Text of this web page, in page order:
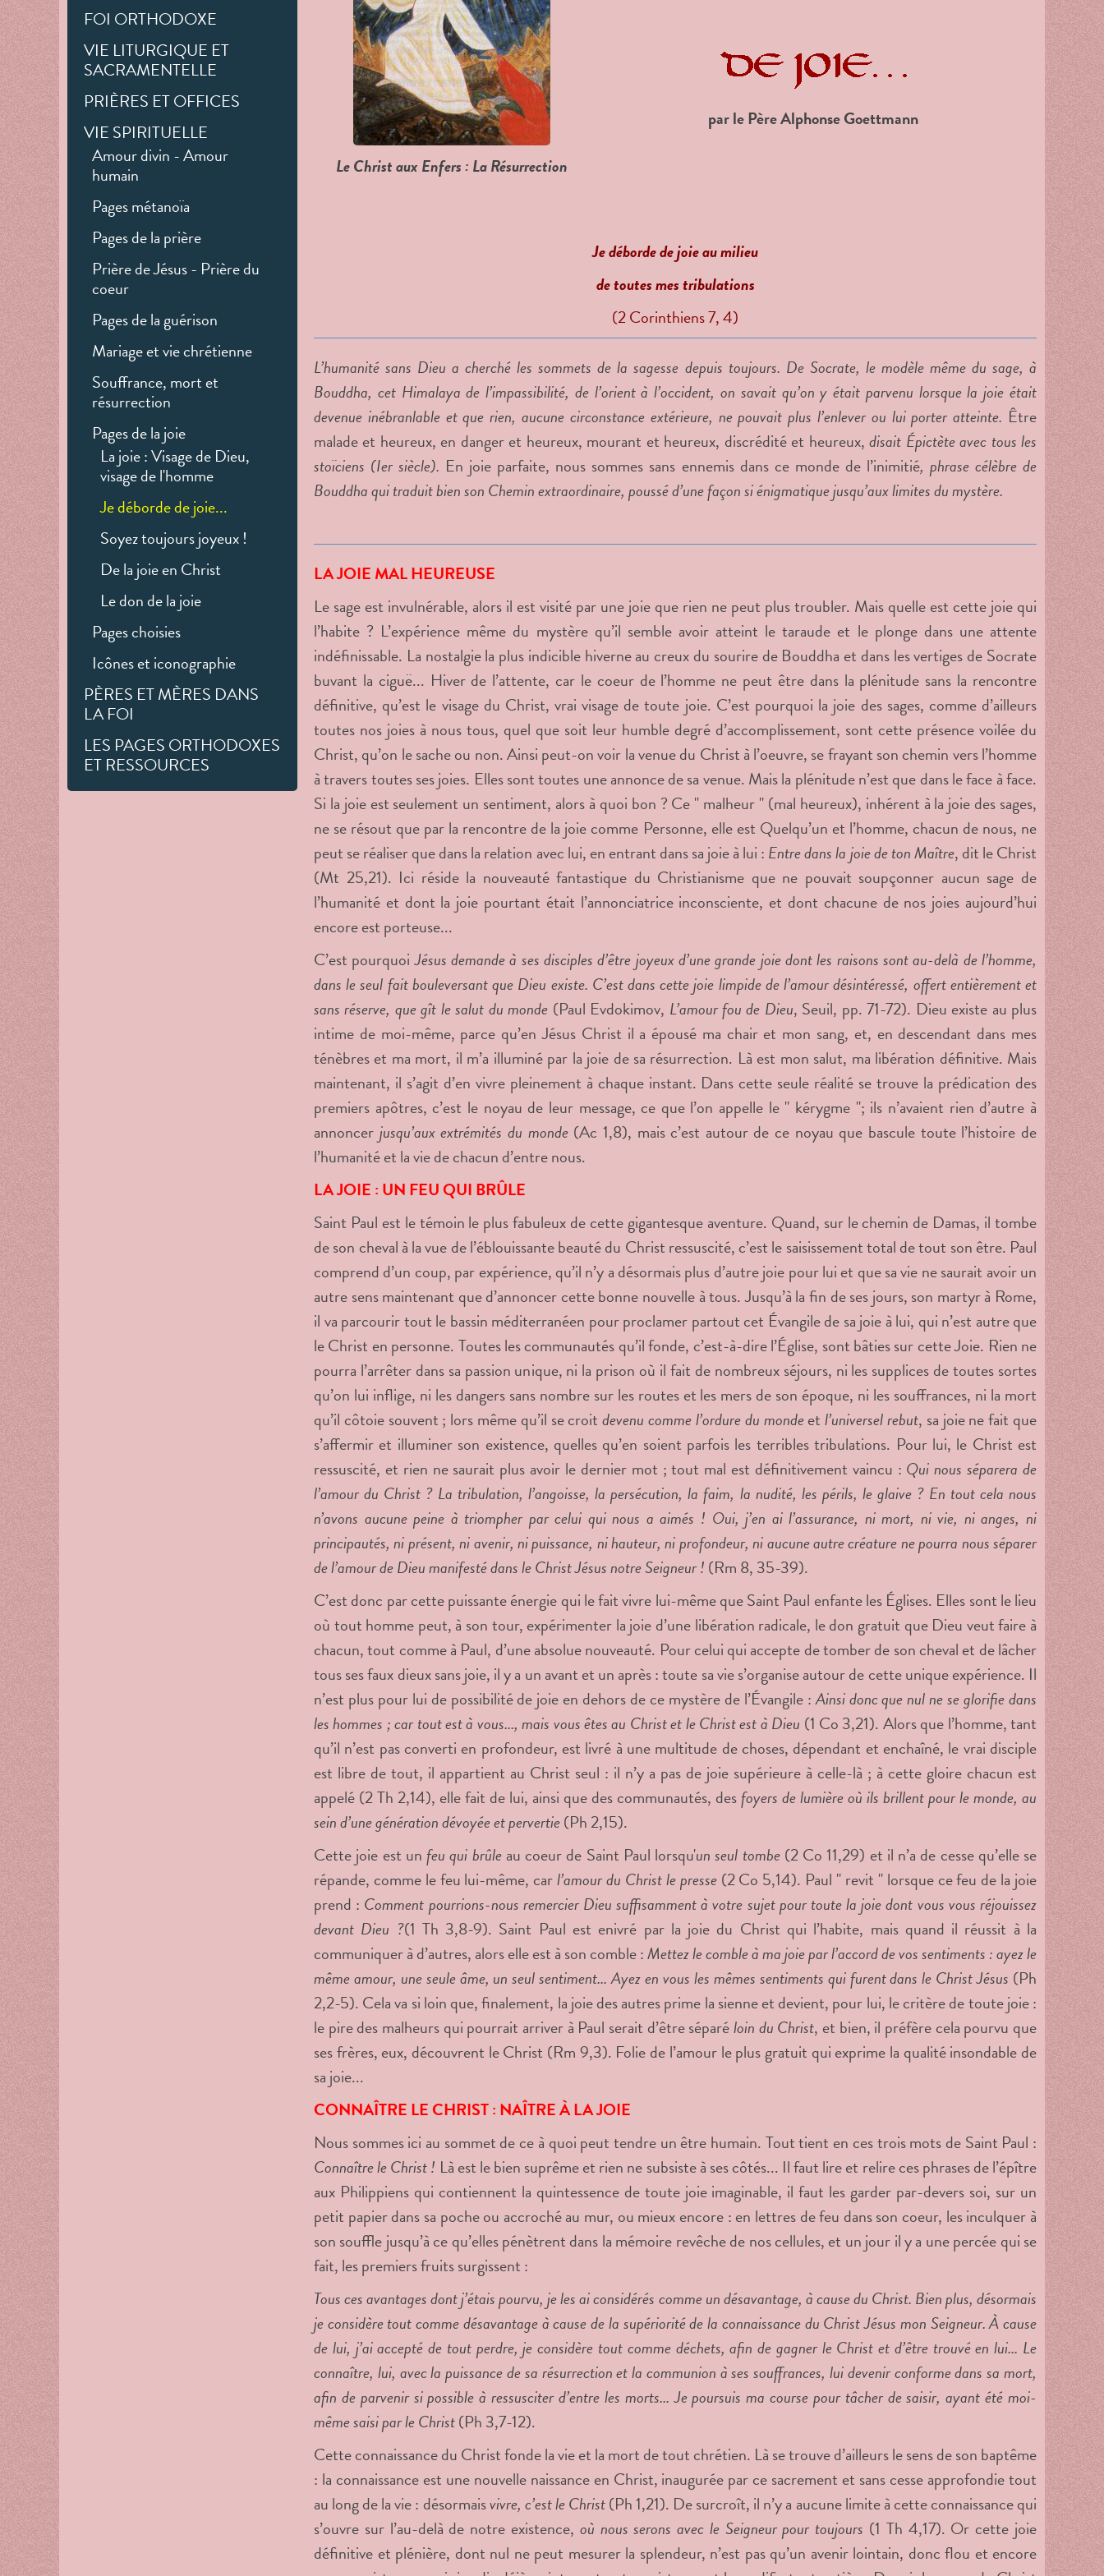
FOI ORTHODOXE
VIE LITURGIQUE ET
SACRAMENTELLE
PRIÈRES ET OFFICES
VIE SPIRITUELLE
Amour divin - Amour
humain
Pages métanoïa
Pages de la prière
Prière de Jésus - Prière du
coeur
Pages de la guérison
Mariage et vie chrétienne
Souffrance, mort et
résurrection
Pages de la joie
La joie : Visage de Dieu,
visage de l'homme
Je déborde de joie...
Soyez toujours joyeux !
De la joie en Christ
Le don de la joie
Pages choisies
Icônes et iconographie
PÈRES ET MÈRES DANS
LA FOI
LES PAGES ORTHODOXES
ET RESSOURCES
Le Christ aux Enfers : La Résurrection
par le Père Alphonse Goettmann
Je déborde de joie au milieu
de toutes mes tribulations
(2 Corinthiens 7, 4)
L’humanité sans Dieu a cherché les sommets de la sagesse depuis toujours. De Socrate, le modèle même du sage, à
Bouddha, cet Himalaya de l’impassibilité, de l’orient à l’occident, on savait qu’on y était parvenu lorsque la joie était
devenue inébranlable et que rien, aucune circonstance extérieure, ne pouvait plus l’enlever ou lui porter atteinte. Être
malade et heureux, en danger et heureux, mourant et heureux, discrédité et heureux, disait Épictète avec tous les
stoïciens (Ier siècle). En joie parfaite, nous sommes sans ennemis dans ce monde de l’inimitié, phrase célèbre de
Bouddha qui traduit bien son Chemin extraordinaire, poussé d’une façon si énigmatique jusqu’aux limites du mystère.
LA JOIE MAL HEUREUSE
Le sage est invulnérable, alors il est visité par une joie que rien ne peut plus troubler. Mais quelle est cette joie qui
l’habite ? L’expérience même du mystère qu’il semble avoir atteint le taraude et le plonge dans une attente
indéfinissable. La nostalgie la plus indicible hiverne au creux du sourire de Bouddha et dans les vertiges de Socrate
buvant la ciguë... Hiver de l’attente, car le coeur de l’homme ne peut être dans la plénitude sans la rencontre
définitive, qu’est le visage du Christ, vrai visage de toute joie. C’est pourquoi la joie des sages, comme d’ailleurs
toutes nos joies à nous tous, quel que soit leur humble degré d’accomplissement, sont cette présence voilée du
Christ, qu’on le sache ou non. Ainsi peut-on voir la venue du Christ à l’oeuvre, se frayant son chemin vers l’homme
à travers toutes ses joies. Elles sont toutes une annonce de sa venue. Mais la plénitude n’est que dans le face à face.
Si la joie est seulement un sentiment, alors à quoi bon ? Ce " malheur " (mal heureux), inhérent à la joie des sages,
ne se résout que par la rencontre de la joie comme Personne, elle est Quelqu’un et l’homme, chacun de nous, ne
peut se réaliser que dans la relation avec lui, en entrant dans sa joie à lui : Entre dans la joie de ton Maître, dit le Christ
(Mt 25,21). Ici réside la nouveauté fantastique du Christianisme que ne pouvait soupçonner aucun sage de
l’humanité et dont la joie pourtant était l’annonciatrice inconsciente, et dont chacune de nos joies aujourd’hui
encore est porteuse...
C’est pourquoiJésus demande à ses disciples d’être joyeux d’une grande joie dont les raisons sont au-delà de l’homme,
dans le seul fait bouleversant que Dieu existe. C’est dans cette joie limpide de l’amour désintéressé, offert entièrement et
sans réserve, que gît le salut du monde (Paul Evdokimov, L’amour fou de Dieu, Seuil, pp. 71-72). Dieu existe au plus
intime de moi-même, parce qu’en Jésus Christ il a épousé ma chair et mon sang, et, en descendant dans mes
ténèbres et ma mort, il m’a illuminé par la joie de sa résurrection. Là est mon salut, ma libération définitive. Mais
maintenant, il s’agit d’en vivre pleinement à chaque instant. Dans cette seule réalité se trouve la prédication des
premiers apôtres, c’est le noyau de leur message, ce que l’on appelle le " kérygme "; ils n’avaient rien d’autre à
annoncer jusqu’aux extrémités du monde(Ac 1,8), mais c’est autour de ce noyau que bascule toute l’histoire de
l’humanité et la vie de chacun d’entre nous.
LA JOIE : UN FEU QUI BRÛLE
Saint Paul est le témoin le plus fabuleux de cette gigantesque aventure. Quand, sur le chemin de Damas, il tombe
de son cheval à la vue de l’éblouissante beauté du Christ ressuscité, c’est le saisissement total de tout son être. Paul
comprend d’un coup, par expérience, qu’il n’y a désormais plus d’autre joie pour lui et que sa vie ne saurait avoir un
autre sens maintenant que d’annoncer cette bonne nouvelle à tous. Jusqu’à la fin de ses jours, son martyr à Rome,
il va parcourir tout le bassin méditerranéen pour proclamer partout cet Évangile de sa joie à lui, qui n’est autre que
le Christ en personne. Toutes les communautés qu’il fonde, c’est-à-dire l’Église, sont bâties sur cette Joie. Rien ne
pourra l’arrêter dans sa passion unique, ni la prison où il fait de nombreux séjours, ni les supplices de toutes sortes
qu’on lui inflige, ni les dangers sans nombre sur les routes et les mers de son époque, ni les souffrances, ni la mort
qu’il côtoie souvent ; lors même qu’il se croitdevenu comme l’ordure du mondeetl’universel rebut, sa joie ne fait que
s’affermir et illuminer son existence, quelles qu’en soient parfois les terribles tribulations. Pour lui, le Christ est
ressuscité, et rien ne saurait plus avoir le dernier mot ; tout mal est définitivement vaincu : Qui nous séparera de
l’amour du Christ ? La tribulation, l’angoisse, la persécution, la faim, la nudité, les périls, le glaive ? En tout cela nous
n’avons aucune peine à triompher par celui qui nous a aimés ! Oui, j’en ai l’assurance, ni mort, ni vie, ni anges, ni
principautés, ni présent, ni avenir, ni puissance, ni hauteur, ni profondeur, ni aucune autre créature ne pourra nous séparer
de l’amour de Dieu manifesté dans le Christ Jésus notre Seigneur ! (Rm 8, 35-39).
C’est donc par cette puissante énergie qui le fait vivre lui-même que Saint Paul enfante les Églises. Elles sont le lieu
où tout homme peut, à son tour, expérimenter la joie d’une libération radicale, le don gratuit que Dieu veut faire à
chacun, tout comme à Paul, d’une absolue nouveauté. Pour celui qui accepte de tomber de son cheval et de lâcher
tous ses faux dieux sans joie, il y a un avant et un après : toute sa vie s’organise autour de cette unique expérience. Il
n’est plus pour lui de possibilité de joie en dehors de ce mystère de l’Évangile :Ainsi donc que nul ne se glorifie dans
les hommes ; car tout est à vous..., mais vous êtes au Christ et le Christ est à Dieu (1 Co 3,21). Alors que l’homme, tant
qu’il n’est pas converti en profondeur, est livré à une multitude de choses, dépendant et enchaîné, le vrai disciple
est libre de tout, il appartient au Christ seul : il n’y a pas de joie supérieure à celle-là ; à cette gloire chacun est
appelé (2 Th 2,14), elle fait de lui, ainsi que des communautés, desfoyers de lumière où ils brillent pour le monde, au
sein d’une génération dévoyée et pervertie(Ph 2,15).
Cette joie est un feu qui brûleau coeur de Saint Paul lorsqu'un seul tombe(2 Co 11,29) et il n’a de cesse qu’elle se
répande, comme le feu lui-même, carl’amour du Christ le presse (2 Co 5,14). Paul " revit " lorsque ce feu de la joie
prend : Comment pourrions-nous remercier Dieu suffisamment à votre sujet pour toute la joie dont vous vous réjouissez
devant Dieu ?(1 Th 3,8-9). Saint Paul est enivré par la joie du Christ qui l’habite, mais quand il réussit à la
communiquer à d’autres, alors elle est à son comble :Mettez le comble à ma joie par l’accord de vos sentiments : ayez le
même amour, une seule âme, un seul sentiment... Ayez en vous les mêmes sentiments qui furent dans le Christ Jésus (Ph
2,2-5). Cela va si loin que, finalement, la joie des autres prime la sienne et devient, pour lui, le critère de toute joie :
le pire des malheurs qui pourrait arriver à Paul serait d’être séparéloin du Christ, et bien, il préfère cela pourvu que
ses frères, eux, découvrent le Christ (Rm 9,3). Folie de l’amour le plus gratuit qui exprime la qualité insondable de
sa joie...
CONNAÎTRE LE CHRIST : NAÎTRE À LA JOIE
Nous sommes ici au sommet de ce à quoi peut tendre un être humain. Tout tient en ces trois mots de Saint Paul :
Connaître le Christ ! Là est le bien suprême et rien ne subsiste à ses côtés... Il faut lire et relire ces phrases de l’épître
aux Philippiens qui contiennent la quintessence de toute joie imaginable, il faut les garder par-devers soi, sur un
petit papier dans sa poche ou accroché au mur, ou mieux encore : en lettres de feu dans son coeur, les inculquer à
son souffle jusqu’à ce qu’elles pénètrent dans la mémoire revêche de nos cellules, et un jour il y a une percée qui se
fait, les premiers fruits surgissent :
Tous ces avantages dont j’étais pourvu, je les ai considérés comme un désavantage, à cause du Christ. Bien plus, désormais
je considère tout comme désavantage à cause de la supériorité de la connaissance du Christ Jésus mon Seigneur. À cause
de lui, j’ai accepté de tout perdre, je considère tout comme déchets, afin de gagner le Christ et d’être trouvé en lui... Le
connaître, lui, avec la puissance de sa résurrection et la communion à ses souffrances, lui devenir conforme dans sa mort,
afin de parvenir si possible à ressusciter d’entre les morts... Je poursuis ma course pour tâcher de saisir, ayant été moi-
même saisi par le Christ(Ph 3,7-12).
Cette connaissance du Christ fonde la vie et la mort de tout chrétien. Là se trouve d’ailleurs le sens de son baptême
: la connaissance est une nouvelle naissance en Christ, inaugurée par ce sacrement et sans cesse approfondie tout
au long de la vie : désormaisvivre, c’est le Christ(Ph 1,21). De surcroît, il n’y a aucune limite à cette connaissance qui
s’ouvre sur l’au-delà de notre existence, où nous serons avec le Seigneur pour toujours (1 Th 4,17). Or cette joie
définitive et plénière, dont nul ne peut mesurer la splendeur, n’est pas qu’un avenir lointain, donc flou et encore